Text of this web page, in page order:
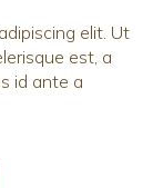
elit. Ut
est, a
id ante a